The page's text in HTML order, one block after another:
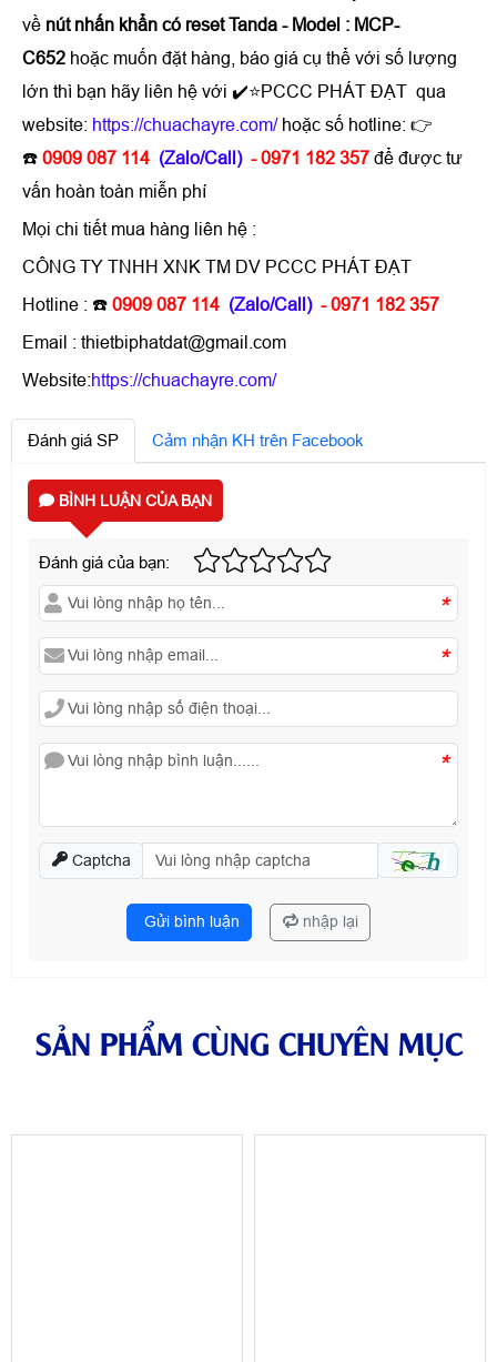
về nút nhấn khẩn có reset Tanda - Model : MCP-
C652 hoặc muốn đặt hàng, báo giá cụ thể với số lượng
lớn thì bạn hãy liên hệ với ✔️⭐PCCC PHÁT ĐẠT qua
website: https://chuachayre.com/ hoặc số hotline: 👉
☎️ 0909 087 114 (Zalo/Call) - 0971 182 357 để được tư
vấn hoàn toàn miễn phí
Mọi chi tiết mua hàng liên hệ :
CÔNG TY TNHH XNK TM DV PCCC PHÁT ĐẠT
Hotline : ☎️ 0909 087 114 (Zalo/Call) - 0971 182 357
Email : thietbiphatdat@gmail.com
Website:https://chuachayre.com/
Đánh giá SP Cảm nhận KH trên Facebook
BÌNH LUẬN CỦA BẠN
Đánh giá của bạn:
*
*
*
Captcha
Gửi bình luận nhập lại
SẢN PHẨM CÙNG CHUYÊN MỤC